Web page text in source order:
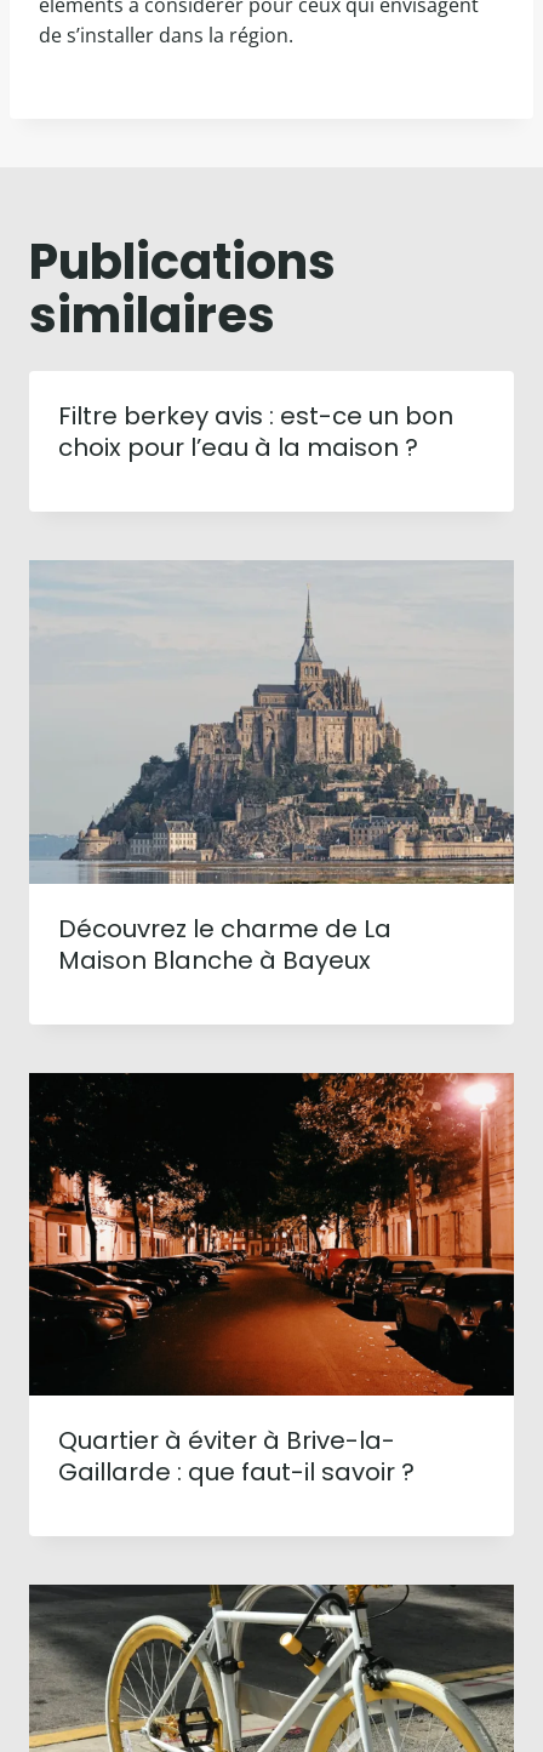
de s’installer dans la région.
Publications
similaires
Filtre berkey avis : est-ce un bon
choix pour l’eau à la maison ?
Découvrez le charme de La
Maison Blanche à Bayeux
Quartier à éviter à Brive-la-
Gaillarde : que faut-il savoir ?